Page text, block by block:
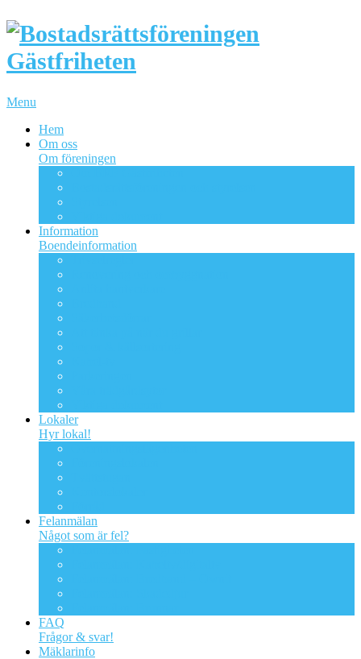
Menu
Hem
Om oss
Om föreningen
Information
Boendeinformation
Lokaler
Hyr lokal!
Felanmälan
Något som är fel?
FAQ
Frågor & svar!
Mäklarinfo